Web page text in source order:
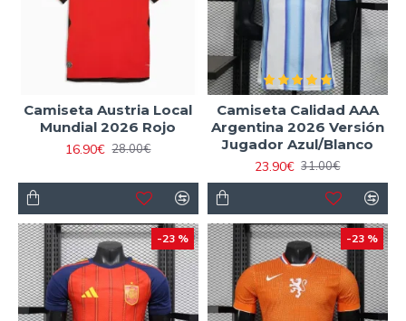
Camiseta Austria Local
Mundial 2026 Rojo
16.90€ 28.00€
Camiseta Calidad AAA
Argentina 2026 Versión
Jugador Azul/Blanco
23.90€ 31.00€
-23 % -23 %